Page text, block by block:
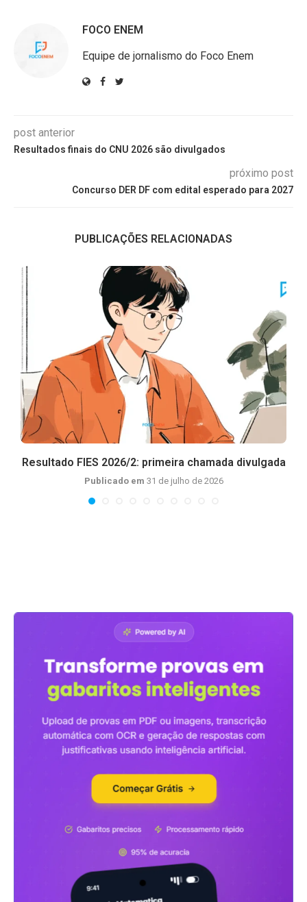
FOCO ENEM
Equipe de jornalismo do Foco Enem
post anterior
Resultados finais do CNU 2026 são divulgados
próximo post
Concurso DER DF com edital esperado para 2027
PUBLICAÇÕES RELACIONADAS
Resultado FIES 2026/2: primeira chamada divulgada
Publicado em 31 de julho de 2026